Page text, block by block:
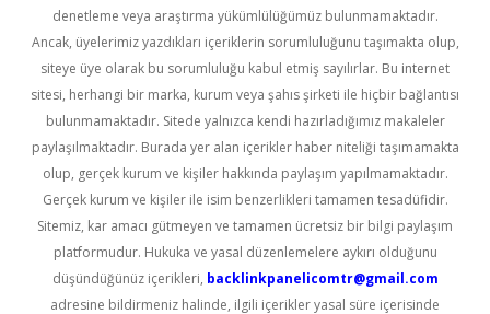
denetleme veya araştırma yükümlülüğümüz bulunmamaktadır.
Ancak, üyelerimiz yazdıkları içeriklerin sorumluluğunu taşımakta olup,
siteye üye olarak bu sorumluluğu kabul etmiş sayılırlar. Bu internet
sitesi, herhangi bir marka, kurum veya şahıs şirketi ile hiçbir bağlantısı
bulunmamaktadır. Sitede yalnızca kendi hazırladığımız makaleler
paylaşılmaktadır. Burada yer alan içerikler haber niteliği taşımamakta
olup, gerçek kurum ve kişiler hakkında paylaşım yapılmamaktadır.
Gerçek kurum ve kişiler ile isim benzerlikleri tamamen tesadüfidir.
Sitemiz, kar amacı gütmeyen ve tamamen ücretsiz bir bilgi paylaşım
platformudur. Hukuka ve yasal düzenlemelere aykırı olduğunu
düşündüğünüz içerikleri, backlinkpanelicomtr@gmail.com
adresine bildirmeniz halinde, ilgili içerikler yasal süre içerisinde